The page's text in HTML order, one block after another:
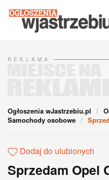
Przejdź do głównej treści
REKLAMA
Ogłoszenia wJastrzebiu.pl
Samochody osobowe
Dodaj do ulubionych
Sprzedam Opel